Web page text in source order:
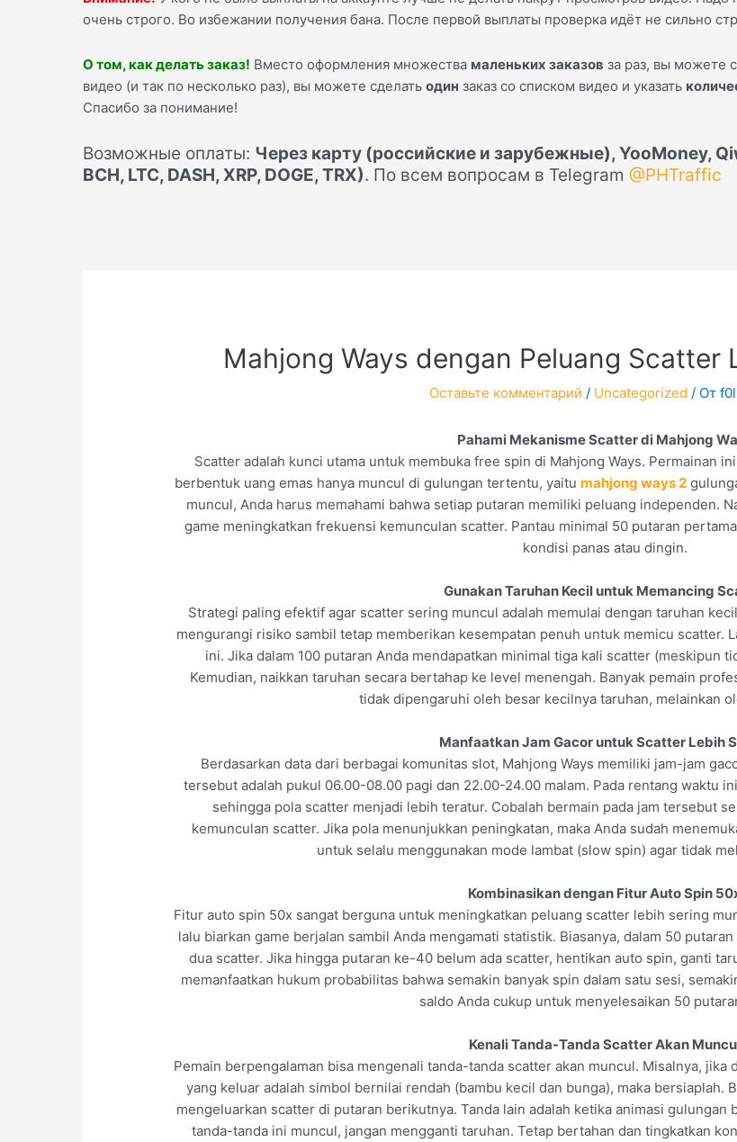
очень строго. Во избежании получения бана. После первой выплаты проверка идёт не сильно
О том, как делать заказ! Вместо оформления множества маленьких заказов за раз, вы можете
видео (и так по несколько раз), вы можете сделать один заказ со списком видео и указать
Спасибо за понимание!
Возможные оплаты: Через карту (российские и зарубежные), YooMoney,
BCH, LTC, DASH, XRP, DOGE, TRX). По всем вопросам в Telegram @PHTraffic
Mahjong Ways dengan Peluang Scatter
Оставьте комментарий / Uncategorized / От
Pahami Mekanisme Scatter di Mahjong
Scatter adalah kunci utama untuk membuka free spin di Mahjong Ways. Permainan
berbentuk uang emas hanya muncul di gulungan tertentu, yaitu mahjong ways 2
muncul, Anda harus memahami bahwa setiap putaran memiliki peluang independen.
game meningkatkan frekuensi kemunculan scatter. Pantau minimal 50 putaran
kondisi panas atau dingin.
Gunakan Taruhan Kecil untuk Memancing
Strategi paling efektif agar scatter sering muncul adalah memulai dengan taruhan
mengurangi risiko sambil tetap memberikan kesempatan penuh untuk memicu scatter.
ini. Jika dalam 100 putaran Anda mendapatkan minimal tiga kali scatter (meskipun
Kemudian, naikkan taruhan secara bertahap ke level menengah. Banyak pemain
tidak dipengaruhi oleh besar kecilnya taruhan, melainkan
Manfaatkan Jam Gacor untuk Scatter Lebih
Berdasarkan data dari berbagai komunitas slot, Mahjong Ways memiliki jam-jam
tersebut adalah pukul 06.00-08.00 pagi dan 22.00-24.00 malam. Pada rentang waktu
sehingga pola scatter menjadi lebih teratur. Cobalah bermain pada jam tersebut
kemunculan scatter. Jika pola menunjukkan peningkatan, maka Anda sudah
untuk selalu menggunakan mode lambat (slow spin) agar tidak
Kombinasikan dengan Fitur Auto Spin
Fitur auto spin 50x sangat berguna untuk meningkatkan peluang scatter lebih sering
lalu biarkan game berjalan sambil Anda mengamati statistik. Biasanya, dalam 50
dua scatter. Jika hingga putaran ke-40 belum ada scatter, hentikan auto spin, ganti
memanfaatkan hukum probabilitas bahwa semakin banyak spin dalam satu sesi,
saldo Anda cukup untuk menyelesaikan 50
Kenali Tanda-Tanda Scatter Akan
Pemain berpengalaman bisa mengenali tanda-tanda scatter akan muncul. Misalnya,
yang keluar adalah simbol bernilai rendah (bambu kecil dan bunga), maka bersiaplah.
mengeluarkan scatter di putaran berikutnya. Tanda lain adalah ketika animasi
tanda-tanda ini muncul, jangan mengganti taruhan. Tetap bertahan dan tingkatkan